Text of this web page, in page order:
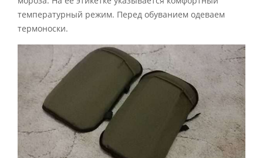
температурный режим. Перед обуванием одеваем
термоноски.